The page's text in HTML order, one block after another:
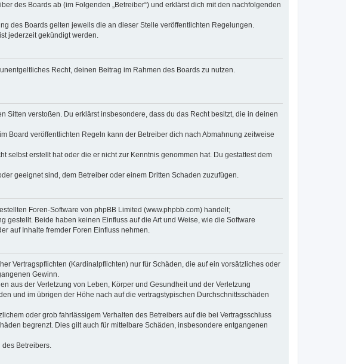
des Boards ab (im Folgenden „Betreiber“) und erklärst dich mit den nachfolgenden
des Boards gelten jeweils die an dieser Stelle veröffentlichten Regelungen.
jederzeit gekündigt werden.
Recht, deinen Beitrag im Rahmen des Boards zu nutzen.
verstoßen. Du erklärst insbesondere, dass du das Recht besitzt, die in deinen
Board veröffentlichten Regeln kann der Betreiber dich nach Abmahnung zeitweise
selbst erstellt hat oder die er nicht zur Kenntnis genommen hat. Du gestattest dem
geeignet sind, dem Betreiber oder einem Dritten Schaden zuzufügen.
Foren-Software von phpBB Limited (www.phpbb.com) handelt;
Beide haben keinen Einfluss auf die Art und Weise, wie die Software
auf Inhalte fremder Foren Einfluss nehmen.
Vertragspflichten (Kardinalpflichten) nur für Schäden, die auf ein vorsätzliches oder
Gewinn.
aus der Verletzung von Leben, Körper und Gesundheit und der Verletzung
und im übrigen der Höhe nach auf die vertragstypischen Durchschnittsschäden
oder grob fahrlässigem Verhalten des Betreibers auf die bei Vertragsschluss
begrenzt. Dies gilt auch für mittelbare Schäden, insbesondere entgangenen
des Betreibers.